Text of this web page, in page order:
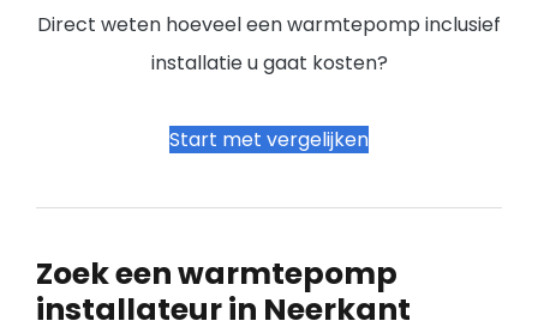
Direct weten hoeveel een warmtepomp inclusief
installatie u gaat kosten?
Start met vergelijken
Zoek een warmtepomp
installateur in Neerkant